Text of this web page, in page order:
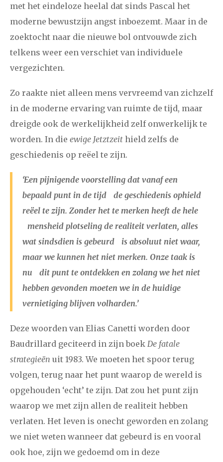
met het eindeloze heelal dat sinds Pascal het
moderne bewustzijn angst inboezemt. Maar in de
zoektocht naar die nieuwe bol ontvouwde zich
telkens weer een verschiet van individuele
vergezichten.
Zo raakte niet alleen mens vervreemd van zichzelf
in de moderne ervaring van ruimte de tijd, maar
dreigde ook de werkelijkheid zelf onwerkelijk te
worden. In die ewige Jetztzeit hield zelfs de
geschiedenis op reëel te zijn.
‘Een pijnigende voorstelling dat vanaf een
bepaald punt in de tijd de geschiedenis ophield
reëel te zijn. Zonder het te merken heeft de hele
mensheid plotseling de realiteit verlaten, alles
wat sindsdien is gebeurd is absoluut niet waar,
maar we kunnen het niet merken. Onze taak is
nu dit punt te ontdekken en zolang we het niet
hebben gevonden moeten we in de huidige
vernietiging blijven volharden.’
Deze woorden van Elias Canetti worden door
Baudrillard geciteerd in zijn boek De fatale
strategieën uit 1983. We moeten het spoor terug
volgen, terug naar het punt waarop de wereld is
opgehouden ‘echt’ te zijn. Dat zou het punt zijn
waarop we met zijn allen de realiteit hebben
verlaten. Het leven is onecht geworden en zolang
we niet weten wanneer dat gebeurd is en vooral
ook hoe, zijn we gedoemd om in deze